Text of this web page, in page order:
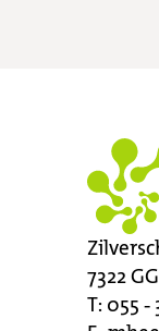
7322 GG
T: 055 -